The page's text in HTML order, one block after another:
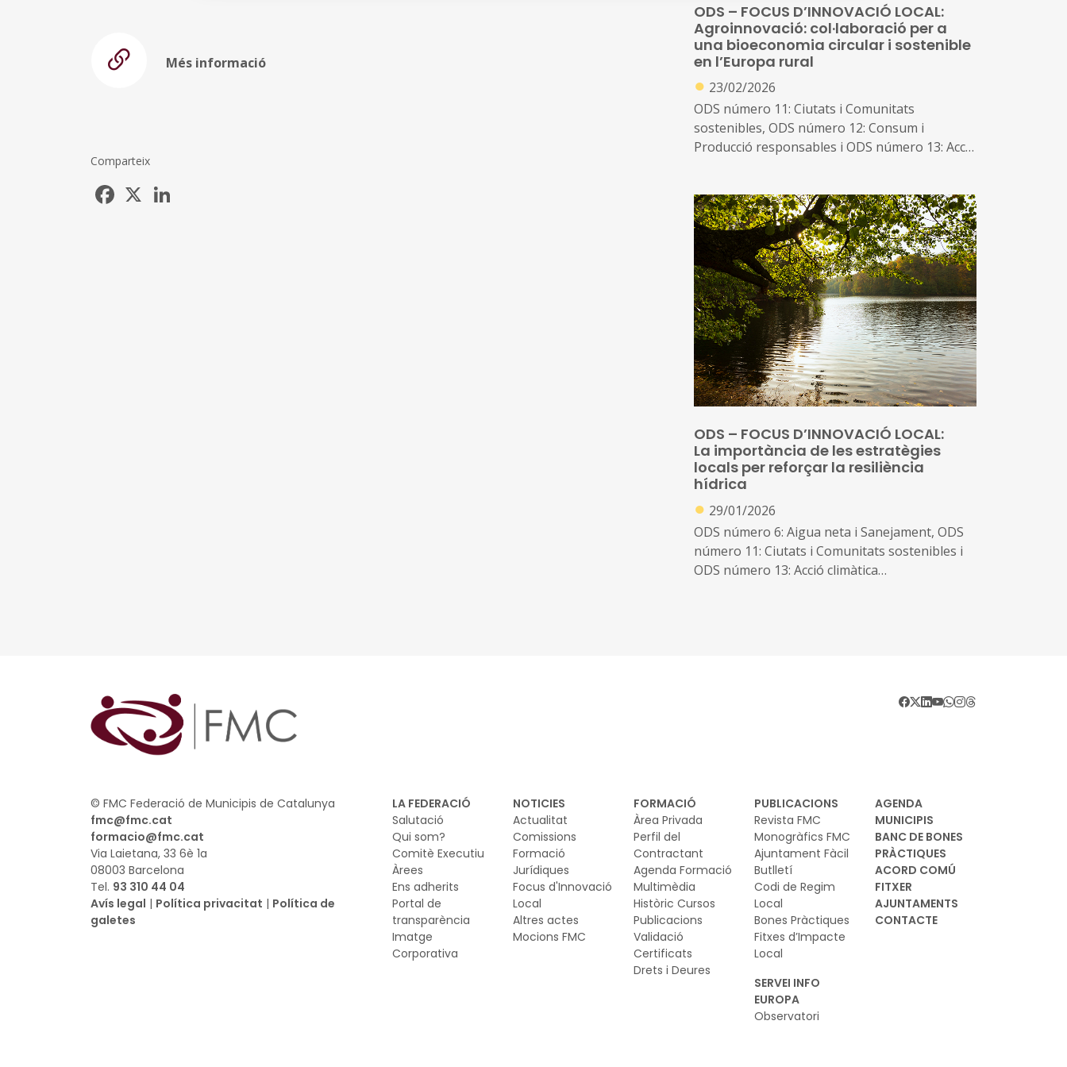
Més informació
Comparteix
Facebook
ODS – FOCUS D’INNOVACIÓ LOCAL:
Agroinnovació: col·laboració per a
una bioeconomia circular i sostenible
en l’Europa rural
● 23/02/2026
ODS número 11: Ciutats i Comunitats
sostenibles, ODS número 12: Consum i
Producció responsables i ODS número 13: Acció
Amb unes xifres de negoci creixents i una
contribució a l’economia circular cada vegada
més valorada, la bioeconomia es presenta com
una important oportunitat de
desenvolupament sostenible a les zones rurals
europees
D'una banda permet un ús més sostenible dels
recursos gràcies a la reutilització dels materials
i a l’aplicació de pràctiques més ecològiques, i
de l'altra com un valuós nínxol d'oportunitats
ODS – FOCUS D’INNOVACIÓ LOCAL:
La importància de les estratègies
locals per reforçar la resiliència
hídrica
● 29/01/2026
ODS número 6: Aigua neta i Sanejament, ODS
número 11: Ciutats i Comunitats sostenibles i
ODS número 13: Acció climàtica
sequera i d’aiguats pot portar tant a talls en el
els col·lectius més desafavorits
LA FEDERACIÓ
Salutació
Qui som?
Comitè Executiu
Àrees
Ens adherits
Portal de
transparència
Imatge
Corporativa
NOTICIES
Actualitat
Comissions
Formació
Jurídiques
Focus d'Innovació
Local
Altres actes
Mocions FMC
FORMACIÓ
Àrea Privada
Perfil del
Contractant
Agenda Formació
Multimèdia
Històric Cursos
Publicacions
Validació
Certificats
Drets i Deures
PUBLICACIONS
Revista FMC
Monogràfics FMC
Ajuntament Fàcil
Butlletí
Codi de Regim
Local
Bones Pràctiques
Fitxes d’Impacte
Local
SERVEI INFO
EUROPA
Observatori
AGENDA
MUNICIPIS
BANC DE BONES
PRÀCTIQUES
ACORD COMÚ
FITXER
AJUNTAMENTS
CONTACTE
© FMC Federació de Municipis de Catalunya
fmc@fmc.cat
formacio@fmc.cat
Via Laietana, 33 6è 1a
08003 Barcelona
Tel. 93 310 44 04
Avís legal | Política privacitat | Política de
galetes